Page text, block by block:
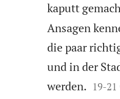
kaputt
Ansagen
die paar
und in der
werden.
19-21